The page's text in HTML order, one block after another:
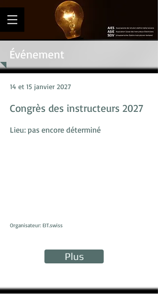
Événement
14 et 15 janvier 2027
Congrès des instructeurs 2027
Lieu: pas encore déterminé
Organisateur: EIT.swiss
Plus